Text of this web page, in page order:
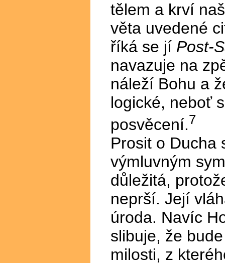
tělem a krví
věta uvedené
říká se jí Post-
navazuje na
náleží Bohu a
logické, neboť
posvěcení.7
Prosit o Ducha
výmluvným
důležitá,
neprší. Její
úroda. Navíc
slibuje, že
milosti, z